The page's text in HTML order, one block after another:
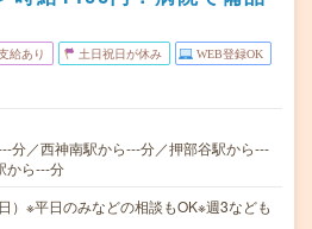
給あり 土日祝日が休み WEB登録OK
分／西神南駅から---分／押部谷駅から---
から---分
）※平日のみなどの相談もOK※週3なども